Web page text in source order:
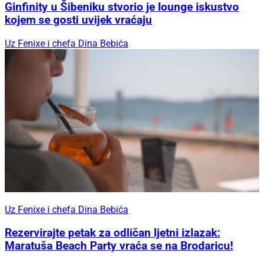
Ginfinity u Šibeniku stvorio je lounge iskustvo
kojem se gosti uvijek vraćaju
Uz Fenixe i chefa Dina Bebića
Uz Fenixe i chefa Dina Bebića
Rezervirajte petak za odličan ljetni izlazak:
Maratuša Beach Party vraća se na Brodaricu!